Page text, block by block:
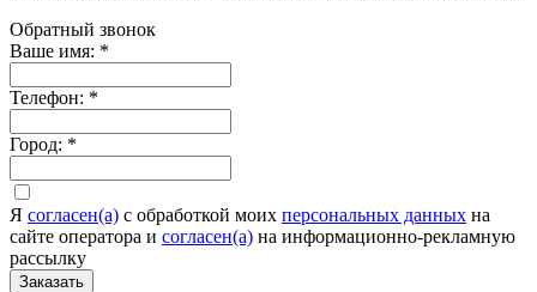
Обратный звонок
Ваше имя: *
Телефон: *
Город: *
Я согласен(а) c обработкой моих персональных данных на
сайте оператора и согласен(а) на информационно-рекламную
рассылку
Заказать